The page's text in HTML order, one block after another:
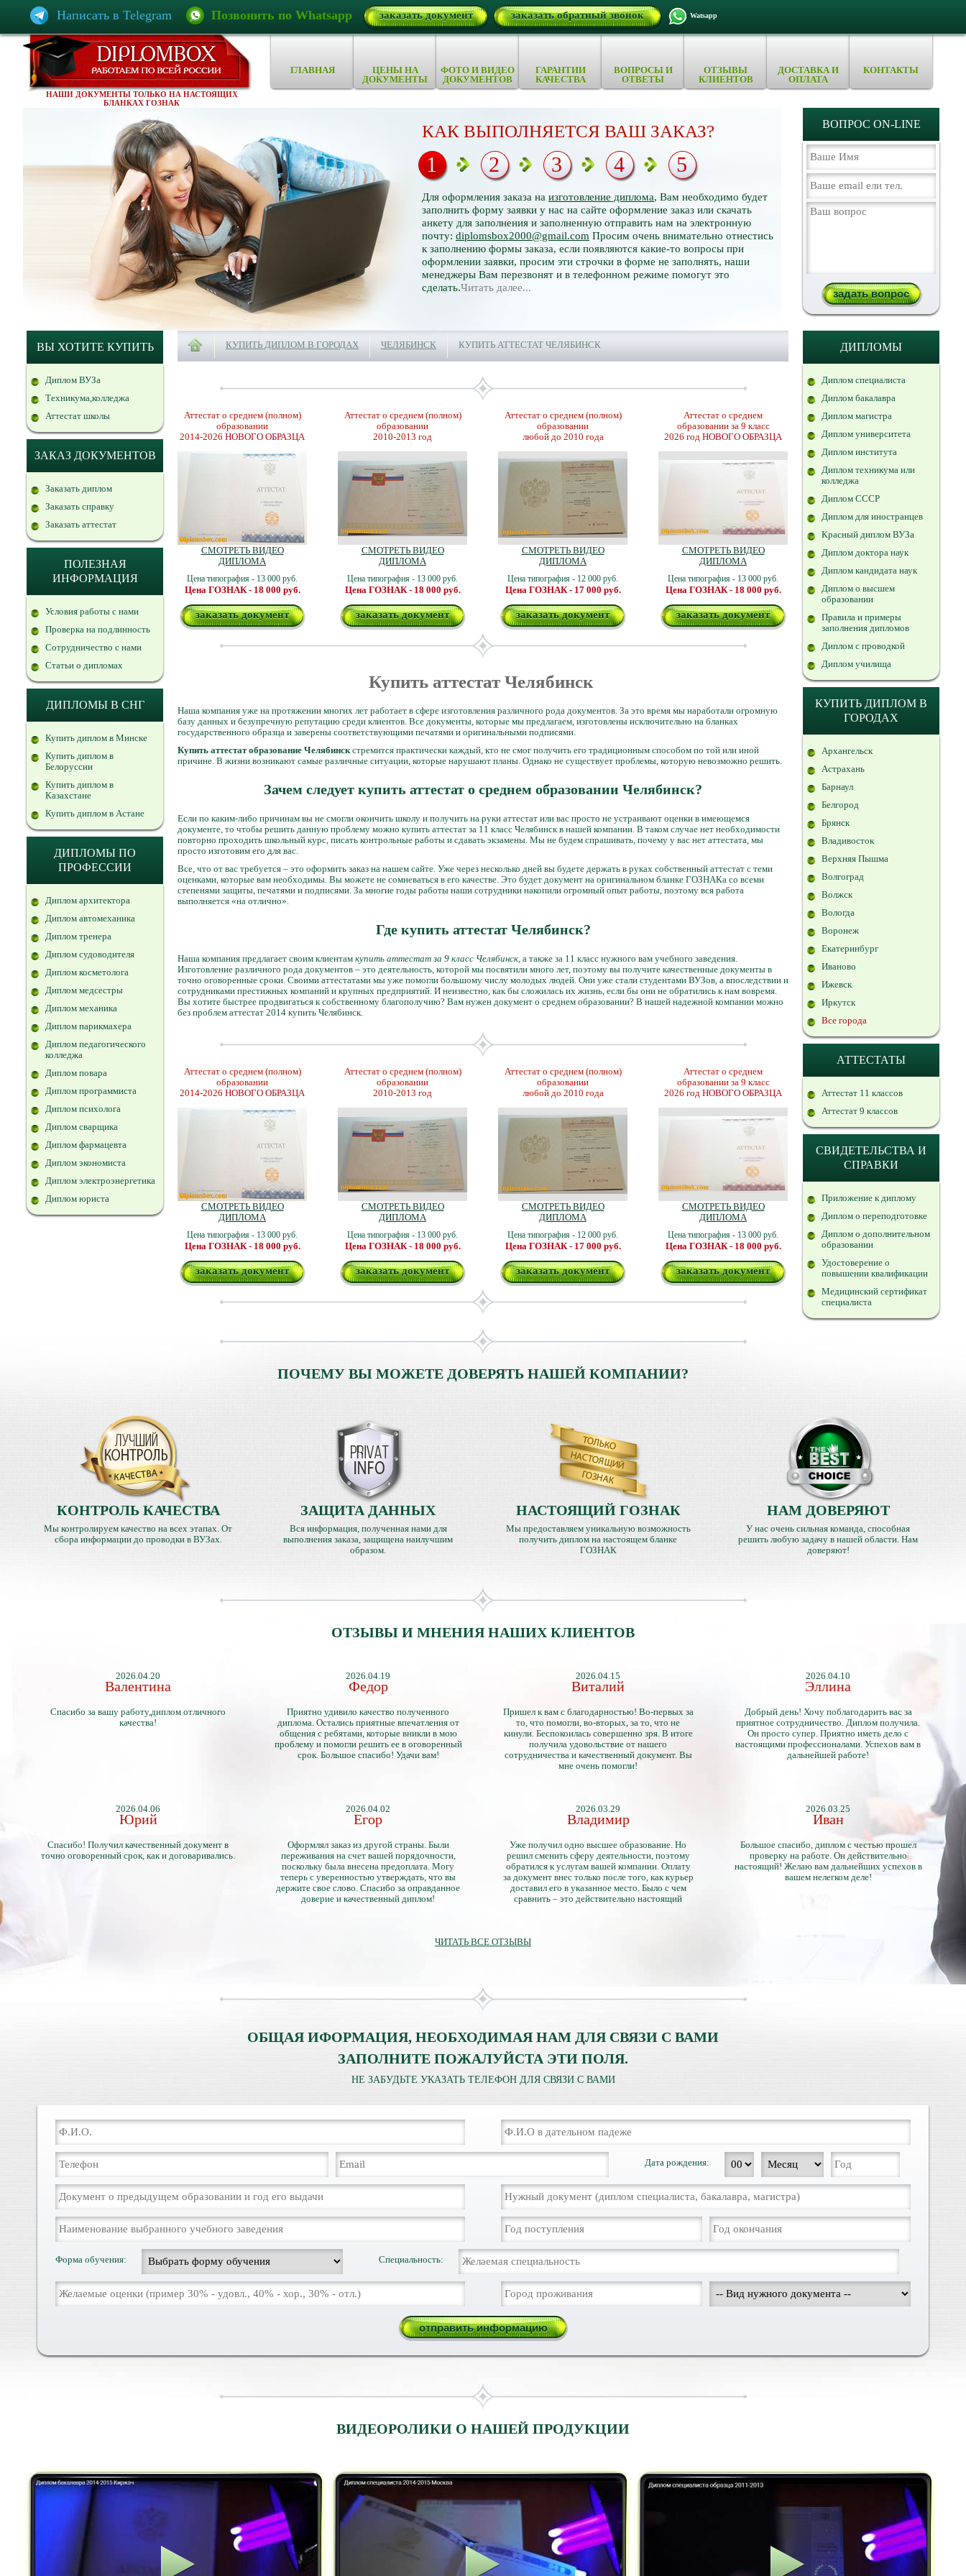
Написать в Telegram Позвонить по Whatsapp заказать документ заказать обратный звонок Watsapp
НАШИ ДОКУМЕНТЫ ТОЛЬКО НА НАСТОЯЩИХ
БЛАНКАХ ГОЗНАК
ГЛАВНАЯ
ЦЕНЫ НА
ДОКУМЕНТЫ
ФОТО И ВИДЕО
ДОКУМЕНТОВ
ГАРАНТИИ
КАЧЕСТВА
ВОПРОСЫ И
ОТВЕТЫ
ОТЗЫВЫ
КЛИЕНТОВ
ДОСТАВКА И
ОПЛАТА
КОНТАКТЫ
КАК ВЫПОЛНЯЕТСЯ ВАШ ЗАКАЗ?
Для оформления заказа на изготовление диплома, Вам необходимо будет
заполнить форму заявки у нас на сайте оформление заказ или скачать
анкету для заполнения и заполненную отправить нам на электронную
почту: diplomsbox2000@gmail.com Просим очень внимательно отнестись
к заполнению формы заказа, если появляются какие-то вопросы при
оформлении заявки, просим эти строчки в форме не заполнять, наши
менеджеры Вам перезвонят и в телефонном режиме помогут это
сделать.Читать далее...
1 2 3 4 5
ВОПРОС ON-LINE
ВЫ ХОТИТЕ КУПИТЬ
Диплом ВУЗа
Техникума,колледжа
Аттестат школы
ЗАКАЗ ДОКУМЕНТОВ
Заказать диплом
Заказать справку
Заказать аттестат
ПОЛЕЗНАЯ
ИНФОРМАЦИЯ
Условия работы с нами
Проверка на подлинность
Сотрудничество с нами
Статьи о дипломах
ДИПЛОМЫ В СНГ
Купить диплом в Минске
Купить диплом в
Белоруссии
Купить диплом в
Казахстане
Купить диплом в Астане
ДИПЛОМЫ ПО
ПРОФЕССИИ
Диплом архитектора
Диплом автомеханика
Диплом тренера
Диплом судоводителя
Диплом косметолога
Диплом медсестры
Диплом механика
Диплом парикмахера
Диплом педагогического
колледжа
Диплом повара
Диплом программиста
Диплом психолога
Диплом сварщика
Диплом фармацевта
Диплом экономиста
Диплом электроэнергетика
Диплом юриста
КУПИТЬ ДИПЛОМ В ГОРОДАХ ЧЕЛЯБИНСК КУПИТЬ АТТЕСТАТ ЧЕЛЯБИНСК
Аттестат о среднем (полном)
образовании
2014-2026 НОВОГО ОБРАЗЦА
СМОТРЕТЬ ВИДЕО
ДИПЛОМА
Цена типография - 13 000 руб.
Цена ГОЗНАК - 18 000 руб.
заказать документ
Аттестат о среднем (полном)
образовании
2010-2013 год
СМОТРЕТЬ ВИДЕО
ДИПЛОМА
Цена типография - 13 000 руб.
Цена ГОЗНАК - 18 000 руб.
заказать документ
Аттестат о среднем (полном)
образовании
любой до 2010 года
СМОТРЕТЬ ВИДЕО
ДИПЛОМА
Цена типография - 12 000 руб.
Цена ГОЗНАК - 17 000 руб.
заказать документ
Аттестат о среднем
образовании за 9 класс
2026 год НОВОГО ОБРАЗЦА
СМОТРЕТЬ ВИДЕО
ДИПЛОМА
Цена типография - 13 000 руб.
Цена ГОЗНАК - 18 000 руб.
заказать документ
Купить аттестат Челябинск
Наша компания уже на протяжении многих лет работает в сфере изготовления различного рода документов. За это время мы наработали огромную
базу данных и безупречную репутацию среди клиентов. Все документы, которые мы предлагаем, изготовлены исключительно на бланках
государственного образца и заверены соответствующими печатями и оригинальными подписями.
Купить аттестат образование Челябинскстремится практически каждый, кто не смог получить его традиционным способом по той или иной
причине. В жизни возникают самые различные ситуации, которые нарушают планы. Однако не существует проблемы, которую невозможно решить.
Зачем следует купить аттестат о среднем образовании Челябинск?
Если по каким-либо причинам вы не смогли окончить школу и получить на руки аттестат или вас просто не устраивают оценки в имеющемся
документе, то чтобы решить данную проблему можно купить аттестат за 11 класс Челябинск в нашей компании. В таком случае нет необходимости
повторно проходить школьный курс, писать контрольные работы и сдавать экзамены. Мы не будем спрашивать, почему у вас нет аттестата, мы
просто изготовим его для вас.
Все, что от вас требуется – это оформить заказ на нашем сайте. Уже через несколько дней вы будете держать в руках собственный аттестат с теми
оценками, которые вам необходимы. Вы можете не сомневаться в его качестве. Это будет документ на оригинальном бланке ГОЗНАКа со всеми
степенями защиты, печатями и подписями. За многие годы работы наши сотрудники накопили огромный опыт работы, поэтому вся работа
выполняется «на отлично».
Где купить аттестат Челябинск?
Наша компания предлагает своим клиентам купить аттестат за 9 класс Челябинск, а также за 11 класс нужного вам учебного заведения.
Изготовление различного рода документов – это деятельность, которой мы посвятили много лет, поэтому вы получите качественные документы в
точно оговоренные сроки. Своими аттестатами мы уже помогли большому числу молодых людей. Они уже стали студентами ВУЗов, а впоследствии и
сотрудниками престижных компаний и крупных предприятий. И неизвестно, как бы сложилась их жизнь, если бы они не обратились к нам вовремя.
Вы хотите быстрее продвигаться к собственному благополучию? Вам нужен документ о среднем образовании? В нашей надежной компании можно
без проблем аттестат 2014 купить Челябинск.
Аттестат о среднем (полном)
образовании
2014-2026 НОВОГО ОБРАЗЦА
СМОТРЕТЬ ВИДЕО
ДИПЛОМА
Цена типография - 13 000 руб.
Цена ГОЗНАК - 18 000 руб.
заказать документ
Аттестат о среднем (полном)
образовании
2010-2013 год
СМОТРЕТЬ ВИДЕО
ДИПЛОМА
Цена типография - 13 000 руб.
Цена ГОЗНАК - 18 000 руб.
заказать документ
Аттестат о среднем (полном)
образовании
любой до 2010 года
СМОТРЕТЬ ВИДЕО
ДИПЛОМА
Цена типография - 12 000 руб.
Цена ГОЗНАК - 17 000 руб.
заказать документ
Аттестат о среднем
образовании за 9 класс
2026 год НОВОГО ОБРАЗЦА
СМОТРЕТЬ ВИДЕО
ДИПЛОМА
Цена типография - 13 000 руб.
Цена ГОЗНАК - 18 000 руб.
заказать документ
ДИПЛОМЫ
Диплом специалиста
Диплом бакалавра
Диплом магистра
Диплом университета
Диплом института
Диплом техникума или
колледжа
Диплом СССР
Диплом для иностранцев
Красный диплом ВУЗа
Диплом доктора наук
Диплом кандидата наук
Диплом о высшем
образовании
Правила и примеры
заполнения дипломов
Диплом с проводкой
Диплом училища
КУПИТЬ ДИПЛОМ В
ГОРОДАХ
Архангельск
Астрахань
Барнаул
Белгород
Брянск
Владивосток
Верхняя Пышма
Волгоград
Волжск
Вологда
Воронеж
Екатеринбург
Иваново
Ижевск
Иркутск
Все города
АТТЕСТАТЫ
Аттестат 11 классов
Аттестат 9 классов
СВИДЕТЕЛЬСТВА И
СПРАВКИ
Приложение к диплому
Диплом о переподготовке
Диплом о дополнительном
образовании
Удостоверение о
повышении квалификации
Медицинский сертификат
специалиста
ПОЧЕМУ ВЫ МОЖЕТЕ ДОВЕРЯТЬ НАШЕЙ КОМПАНИИ?
КОНТРОЛЬ КАЧЕСТВА
Мы контролируем качество на всех этапах. От
сбора информации до проводки в ВУЗах.
ЗАЩИТА ДАННЫХ
Вся информация, полученная нами для
выполнения заказа, защищена наилучшим
образом.
НАСТОЯЩИЙ ГОЗНАК
Мы предоставляем уникальную возможность
получить диплом на настоящем бланке
ГОЗНАК
НАМ ДОВЕРЯЮТ
У нас очень сильная команда, способная
решить любую задачу в нашей области. Нам
доверяют!
ОТЗЫВЫ И МНЕНИЯ НАШИХ КЛИЕНТОВ
2026.04.20
Валентина
Спасибо за вашу работу,диплом отличного
качества!
2026.04.19
Федор
Приятно удивило качество полученного
диплома. Остались приятные впечатления от
общения с ребятами, которые вникли в мою
проблему и помогли решить ее в оговоренный
срок. Большое спасибо! Удачи вам!
2026.04.15
Виталий
Пришел к вам с благодарностью! Во-первых за
то, что помогли, во-вторых, за то, что не
кинули. Беспокоилась совершенно зря. В итоге
получила удовольствие от нашего
сотрудничества и качественный документ. Вы
мне очень помогли!
2026.04.10
Эллина
Добрый день! Хочу поблагодарить вас за
приятное сотрудничество. Диплом получила.
Он просто супер. Приятно иметь дело с
настоящими профессионалами. Успехов вам в
дальнейшей работе!
2026.04.06
Юрий
Спасибо! Получил качественный документ в
точно оговоренный срок, как и договаривались.
2026.04.02
Егор
Оформлял заказ из другой страны. Были
переживания на счет вашей порядочности,
поскольку была внесена предоплата. Могу
теперь с уверенностью утверждать, что вы
держите свое слово. Спасибо за оправданное
доверие и качественный диплом!
2026.03.29
Владимир
Уже получил одно высшее образование. Но
решил сменить сферу деятельности, поэтому
обратился к услугам вашей компании. Оплату
за документ внес только после того, как курьер
доставил его в указанное место. Было с чем
сравнить – это действительно настоящий
2026.03.25
Иван
Большое спасибо, диплом с честью прошел
проверку на работе. Он действительно
настоящий! Желаю вам дальнейших успехов в
вашем нелегком деле!
ЧИТАТЬ ВСЕ ОТЗЫВЫ
ОБЩАЯ ИФОРМАЦИЯ, НЕОБХОДИМАЯ НАМ ДЛЯ СВЯЗИ С ВАМИ
ЗАПОЛНИТЕ ПОЖАЛУЙСТА ЭТИ ПОЛЯ.
НЕ ЗАБУДЬТЕ УКАЗАТЬ ТЕЛЕФОН ДЛЯ СВЯЗИ С ВАМИ
Дата рождения:
Форма обучения: Специальность:
ВИДЕОРОЛИКИ О НАШЕЙ ПРОДУКЦИИ